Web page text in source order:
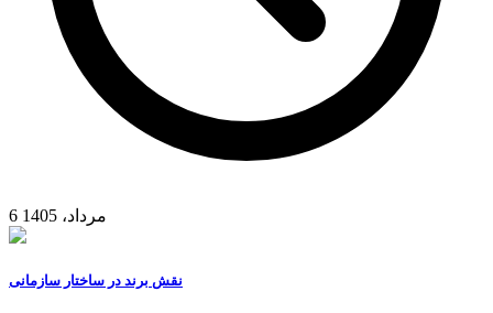
6 مرداد، 1405
نقش برند در ساختار سازمانی